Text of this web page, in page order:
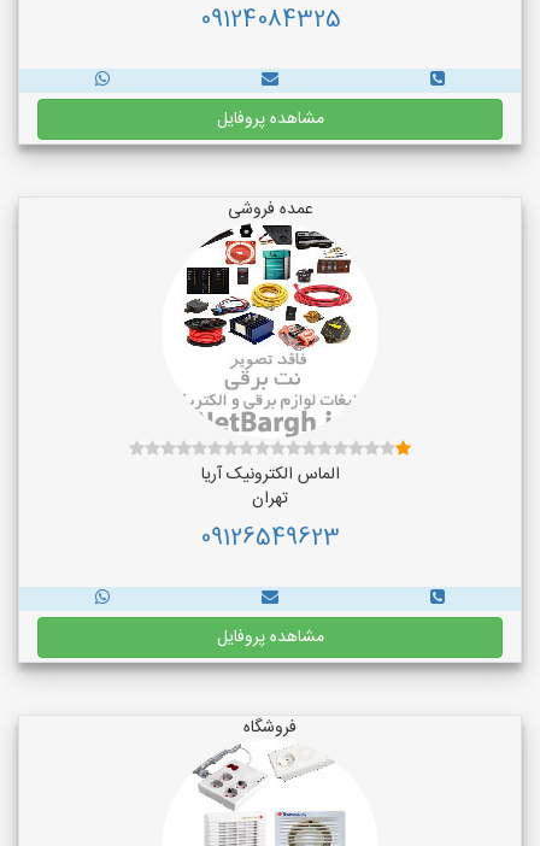
09124084325
مشاهده پروفایل
عمده فروشی
الماس الکترونیک آریا
تهران
09126549623
مشاهده پروفایل
فروشگاه